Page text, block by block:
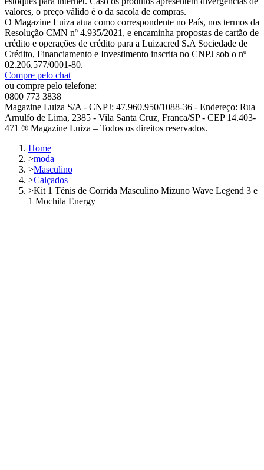
valores, o preço válido é o da sacola de compras.
O Magazine Luiza atua como correspondente no País, nos termos da
Resolução CMN nº 4.935/2021, e encaminha propostas de cartão de
crédito e operações de crédito para a Luizacred S.A Sociedade de
Crédito, Financiamento e Investimento inscrita no CNPJ sob o nº
02.206.577/0001-80.
Compre pelo chat
ou compre pelo telefone:
0800 773 3838
Magazine Luiza S/A - CNPJ: 47.960.950/1088-36 - Endereço: Rua
Arnulfo de Lima, 2385 - Vila Santa Cruz, Franca/SP - CEP 14.403-
471 ® Magazine Luiza – Todos os direitos reservados.
Home
>moda
>Masculino
>Calçados
>Kit 1 Tênis de Corrida Masculino Mizuno Wave Legend 3 e
1 Mochila Energy